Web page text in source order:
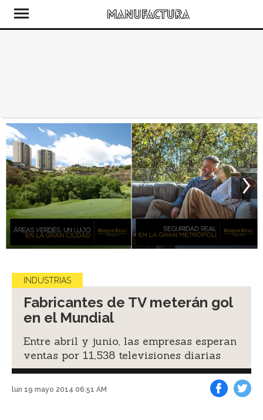
INDUSTRIAS
Fabricantes de TV meterán gol
en el Mundial
Entre abril y junio, las empresas esperan
ventas por 11,538 televisiones diarias
lun 19 mayo 2014 06:51 AM